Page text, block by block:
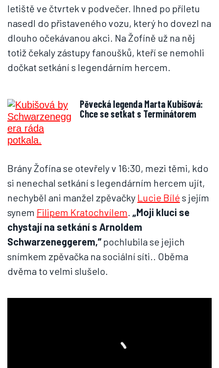
letiště ve čtvrtek v podvečer. Ihned po příletu
nasedl do přistaveného vozu, který ho dovezl na
dlouho očekávanou akci. Na Žofíně už na něj
totiž čekaly zástupy fanoušků, kteří se nemohli
dočkat setkání s legendárním hercem.
Pěvecká legenda Marta Kubišová:
Chce se setkat s Terminátorem
Brány Žofína se otevřely v 16:30, mezi těmi, kdo
si nenechal setkání s legendárním hercem ujít,
nechyběl ani manžel zpěvačky Lucie Bílés jejím
synem Filipem Kratochvílem. „Moji kluci se
chystají na setkání s Arnoldem
Schwarzeneggerem,“pochlubila se jejich
snímkem zpěvačka na sociální síti.. Oběma
dvěma to velmi slušelo.